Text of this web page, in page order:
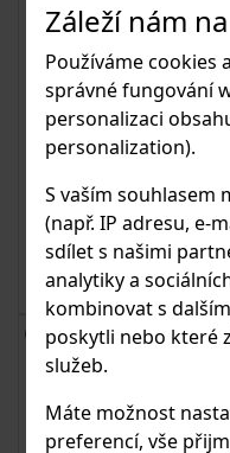
Záleží nám
Používáme cookies
správné fungování
personalizaci
personalization).
S vaším souhlasem
(např. IP adresu, e-
sdílet s našimi
analytiky a
kombinovat s
poskytli nebo které
služeb.
Máte možnost
preferencí, vše
Transformátor
Transformátor je
od 3 781.66 Kč
s DPH